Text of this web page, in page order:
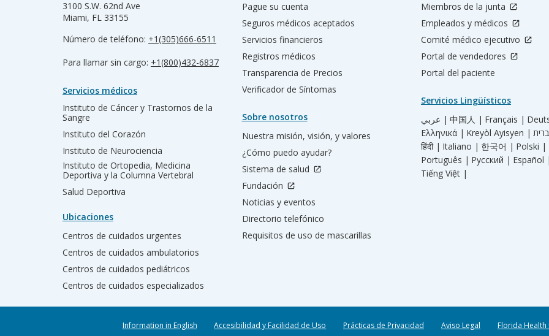
3100 S.W. 62nd Ave
Miami, FL 33155
Número de teléfono: +1(305)666-6511
Para llamar sin cargo: +1(800)432-6837
Servicios médicos
Instituto de Cáncer y Trastornos de la
Sangre
Instituto del Corazón
Instituto de Neurociencia
Instituto de Ortopedia, Medicina
Deportiva y la Columna Vertebral
Salud Deportiva
Ubicaciones
Centros de cuidados urgentes
Centros de cuidados ambulatorios
Centros de cuidados pediátricos
Centros de cuidados especializados
Pague su cuenta
Seguros médicos aceptados
Servicios financieros
Registros médicos
Transparencia de Precios
Verificador de Síntomas
Sobre nosotros
Nuestra misión, visión, y valores
¿Cómo puedo ayudar?
Sistema de salud
Fundación
Noticias y eventos
Directorio telefónico
Requisitos de uso de mascarillas
Miembros de la junta
Empleados y médicos
Comité médico ejecutivo
Portal de vendedores
Portal del paciente
Servicios Lingüísticos
عربي | 中国人 | Français |
Ελληνικά | Kreyòl Ayisyen |
हिंदी | Italiano | 한국어 | Polski |
Português | Русский | Español
Tiếng Việt |
Information in English Accesibilidad y Facilidad de Uso Prácticas de Privacidad Aviso Legal Florida Health